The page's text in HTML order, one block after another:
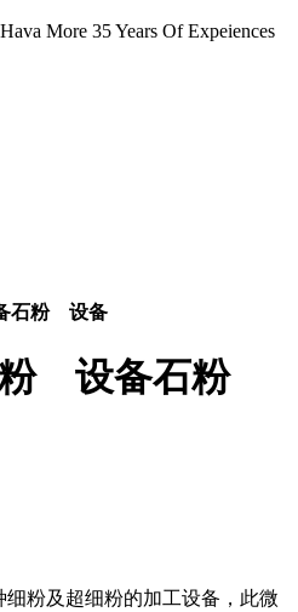
More 35 Years Of Expeiences
石粉 设备
设备石粉
粉及超细粉的加工设备，此微